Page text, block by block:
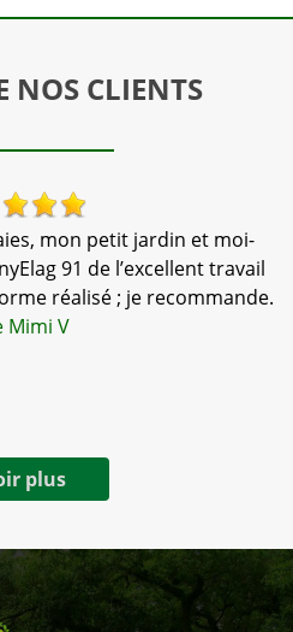
NOS CLIENTS
mon petit jardin et moi-
91 de l’excellent travail
réalisé ; je recommande.
Mimi V
plus